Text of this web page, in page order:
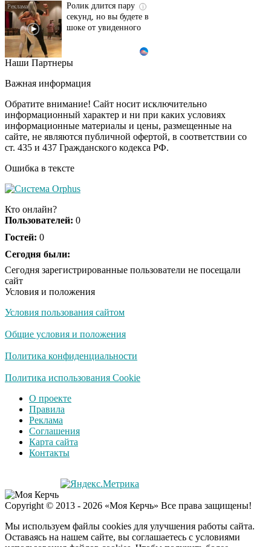
i
Ролик длится пару
секунд, но вы будете в
шоке от увиденного
Ролик из Омска: вы
i
Королева вагона
отожгла! Видео не
оставит равнодушным
Наши Партнеры
Важная информация
Обратите внимание! Сайт носит исключительно
информационный характер и ни при каких условиях
информационные материалы и цены, размещенные на
сайте, не являются публичной офертой, в соответствии со
ст. 435 и 437 Гражданского кодекса РФ.
Ошибка в тексте
Кто онлайн?
Пользователей: 0
Гостей: 0
Сегодня были:
Сегодня зарегистрированные пользователи не посещали
сайт
Условия и положения
Условия пользования сайтом
Общие условия и положения
Политика конфиденциальности
Политика использования Cookie
О проекте
Правила
Реклама
Соглашения
Карта сайта
Контакты
Copyright © 2013 - 2026 «Моя Керчь» Все права защищены!
Мы используем файлы cookies для улучшения работы сайта.
Оставаясь на нашем сайте, вы соглашаетесь с условиями